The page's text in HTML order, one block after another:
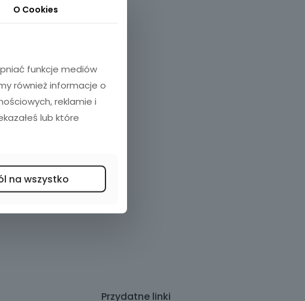
Przydatne linki
O Cookies
funkcje mediów
również informacje o
reklamie i
lub które
na wszystko